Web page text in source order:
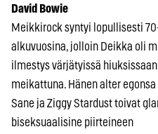
David Bowie
Meikkirock syntyi lopullisesti
alkuvuosina, jolloin Deikka oli
ilmestys värjätyissä
meikattuna. Hänen alter
Sane ja Ziggy Stardust toivat
biseksuaalisine piirteineen